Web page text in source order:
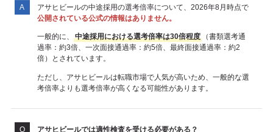
アサヒビールの中途採用の選考倍率について、2026年8月時点で
公開されている公式の情報はありません。
一般的に、 中途採用における選考倍率は30倍程度（書類選考通
過率：約3倍、一次面接通過率：約5倍、最終面接通過率：約2
倍）とされています。
ただし、アサヒビールは転職市場で人気が高いため、一般的な選
考倍率よりも選考倍率が高くなる可能性があります。
アサヒビールでは適性検査を受ける必要がある？